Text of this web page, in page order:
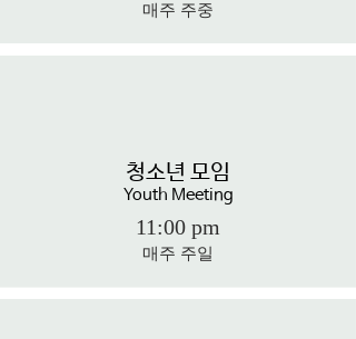
​매주 주중
청소년 모임
Youth Meeting
11:00 pm
​매주 주일